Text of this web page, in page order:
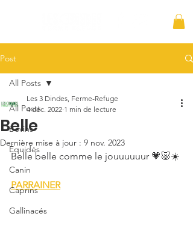
Post
All Posts
Bovins
Équidés
Canin
Caprins
Gallinacés
All Posts
Belle
Les 3 Dindes, Ferme-Refuge
4 déc. 2022 1 min de lecture
Dernière mise à jour : 9 nov. 2023
Belle belle comme le jouuuuuur 💗🐷☀️
PARRAINER